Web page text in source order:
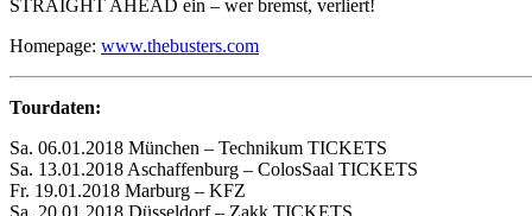
STRAIGHT AHEAD ein – wer bremst, verliert!
Homepage: www.thebusters.com
Tourdaten:
Sa. 06.01.2018 München – Technikum TICKETS
Sa. 13.01.2018 Aschaffenburg – ColosSaal TICKETS
Fr. 19.01.2018 Marburg – KFZ
Sa. 20.01.2018 Düsseldorf – Zakk TICKETS